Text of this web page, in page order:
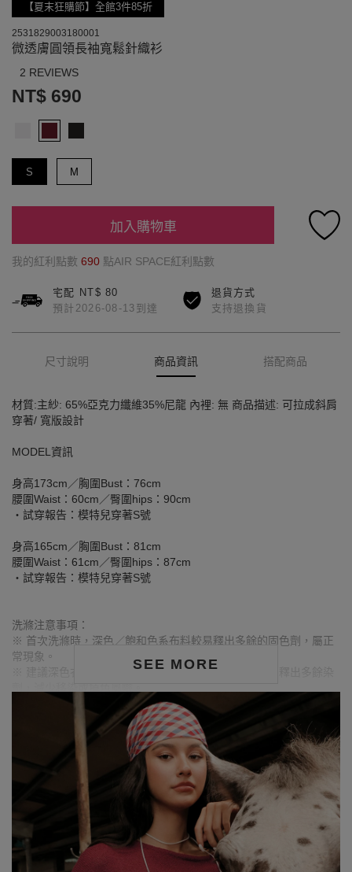
【夏末狂購節】全館3件85折
2531829003180001
微透膚圓領長袖寬鬆針織衫
2 REVIEWS
NT$ 690
S M
加入購物車
我的紅利點數 690 點AIR SPACE紅利點數
宅配 NT$ 80
預計2026-08-13到達
退貨方式
支持退換貨
尺寸說明 商品資訊 搭配商品
SEE MORE
材質:主紗: 65%亞克力纖維35%尼龍 內裡: 無 商品描述: 可拉成斜肩
穿著/ 寬版設計
MODEL資訊
身高173cm／胸圍Bust：76cm
腰圍Waist：60cm／臀圍hips：90cm
‧試穿報告：模特兒穿著S號
身高165cm／胸圍Bust：81cm
腰圍Waist：61cm／臀圍hips：87cm
‧試穿報告：模特兒穿著S號
洗滌注意事項：
※ 首次洗滌時，深色／飽和色系布料較易釋出多餘的固色劑，屬正
常現象。
※ 建議深色衣物於首次穿著前先行單獨下水清洗，有助釋出多餘染
※ 請與淺色衣物分開洗滌，避免互相染色或產生移染情形。
※ 穿搭時亦建議避免與淺色配件、包款、飾品一同使用，以降低因
摩擦或潮濕造成染色的可能性。
※ 顏色請參考單品圖片較為接近，但因圖檔顏色會因個人電腦螢幕
設定差異略有不同，請以實際商品顏色為準。